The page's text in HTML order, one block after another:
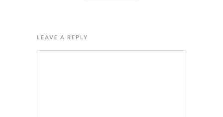
LEAVE A REPLY